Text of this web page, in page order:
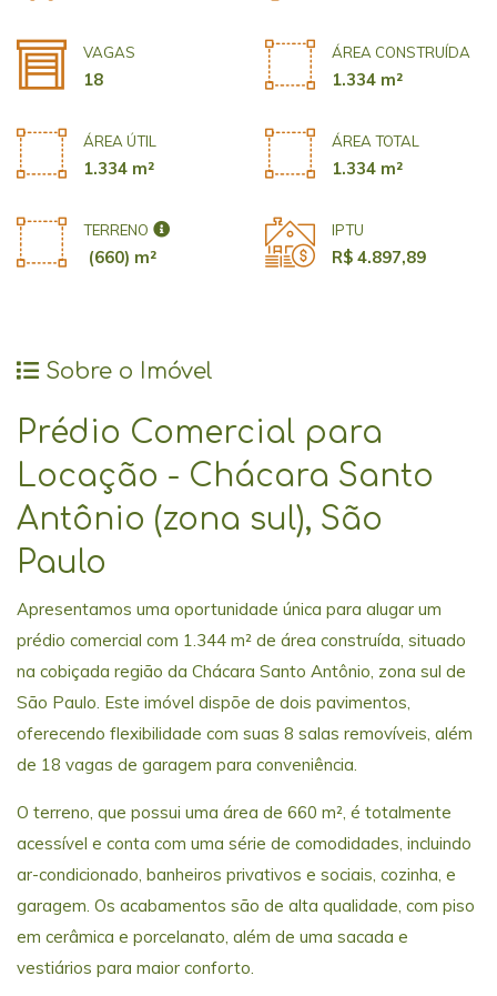
VAGAS
18
ÁREA CONSTRUÍDA
1.334 m²
ÁREA ÚTIL
1.334 m²
ÁREA TOTAL
1.334 m²
TERRENO
(660) m²
IPTU
R$ 4.897,89
Sobre o Imóvel
Prédio Comercial para
Locação - Chácara Santo
Antônio (zona sul), São
Paulo
Apresentamos uma oportunidade única para alugar um
prédio comercial com 1.344 m² de área construída, situado
na cobiçada região da Chácara Santo Antônio, zona sul de
São Paulo. Este imóvel dispõe de dois pavimentos,
oferecendo flexibilidade com suas 8 salas removíveis, além
de 18 vagas de garagem para conveniência.
O terreno, que possui uma área de 660 m², é totalmente
acessível e conta com uma série de comodidades, incluindo
ar-condicionado, banheiros privativos e sociais, cozinha, e
garagem. Os acabamentos são de alta qualidade, com piso
em cerâmica e porcelanato, além de uma sacada e
vestiários para maior conforto.